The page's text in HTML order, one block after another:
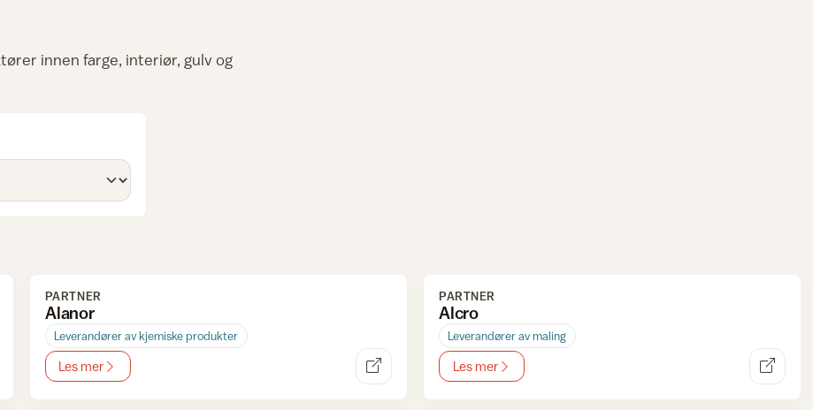
innen farge, interiør, gulv og
PARTNER
Alanor
Leverandører av kjemiske produkter
Les mer
PARTNER
Alcro
Leverandører av maling
Les mer